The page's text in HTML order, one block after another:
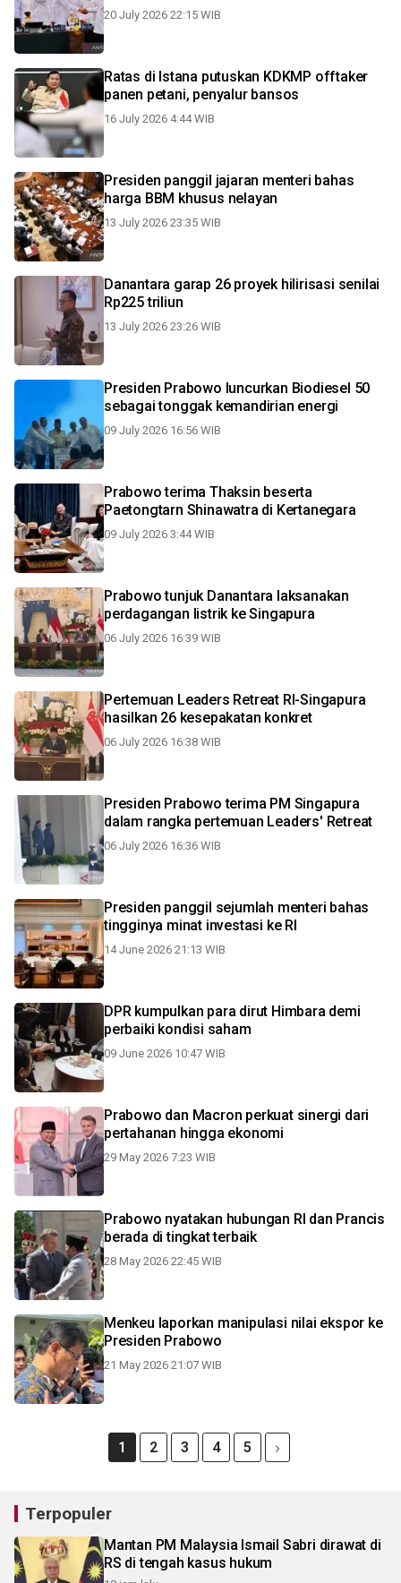
20 July 2026 22:15 WIB
Ratas di Istana putuskan KDKMP offtaker
panen petani, penyalur bansos
16 July 2026 4:44 WIB
Presiden panggil jajaran menteri bahas
harga BBM khusus nelayan
13 July 2026 23:35 WIB
Danantara garap 26 proyek hilirisasi senilai
Rp225 triliun
13 July 2026 23:26 WIB
Presiden Prabowo luncurkan Biodiesel 50
sebagai tonggak kemandirian energi
09 July 2026 16:56 WIB
Prabowo terima Thaksin beserta
Paetongtarn Shinawatra di Kertanegara
09 July 2026 3:44 WIB
Prabowo tunjuk Danantara laksanakan
perdagangan listrik ke Singapura
06 July 2026 16:39 WIB
Pertemuan Leaders Retreat RI-Singapura
hasilkan 26 kesepakatan konkret
06 July 2026 16:38 WIB
Presiden Prabowo terima PM Singapura
dalam rangka pertemuan Leaders' Retreat
06 July 2026 16:36 WIB
Presiden panggil sejumlah menteri bahas
tingginya minat investasi ke RI
14 June 2026 21:13 WIB
DPR kumpulkan para dirut Himbara demi
perbaiki kondisi saham
09 June 2026 10:47 WIB
Prabowo dan Macron perkuat sinergi dari
pertahanan hingga ekonomi
29 May 2026 7:23 WIB
Prabowo nyatakan hubungan RI dan Prancis
berada di tingkat terbaik
28 May 2026 22:45 WIB
Menkeu laporkan manipulasi nilai ekspor ke
Presiden Prabowo
21 May 2026 21:07 WIB
1 2 3 4 5
Terpopuler
Mantan PM Malaysia Ismail Sabri dirawat di
RS di tengah kasus hukum